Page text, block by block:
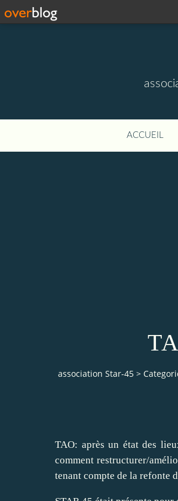
ACCUEIL
association Star-45 >
TAO: après un état des
comment restructurer/
tenant compte de la refonte